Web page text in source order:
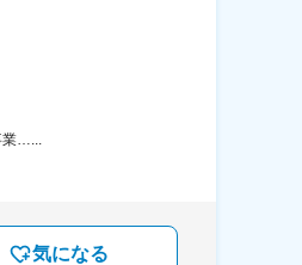
…...
気になる